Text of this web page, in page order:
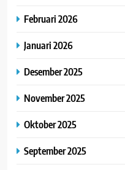
Februari 2026
Januari 2026
Desember 2025
November 2025
Oktober 2025
September 2025